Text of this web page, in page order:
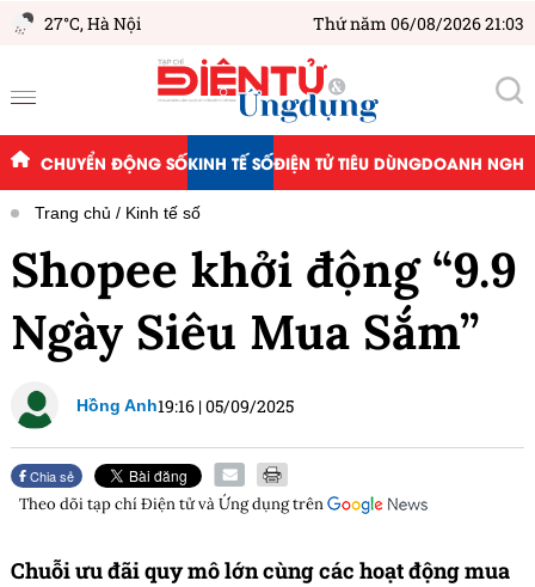
27°C,Hà Nội Thứ năm 06/08/2026 21:03
CHUYỂN ĐỘNG SỐKINH TẾ SỐĐIỆN TỬ TIÊU DÙNGDOANH
Trang chủ Kinh tế số
Shopee khởi động “9.9
Ngày Siêu Mua Sắm”
Hồng Anh19:16 |05/09/2025
Chia sẻ
Theo dõi tạp chíĐiện tử và Ứng dụngtrên
Chuỗi ưu đãi quy mô lớn cùng các hoạt động mua